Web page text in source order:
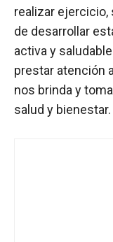
realizar ejercicio,
de desarrollar
activa y
prestar atención
nos brinda y
salud y bienestar.